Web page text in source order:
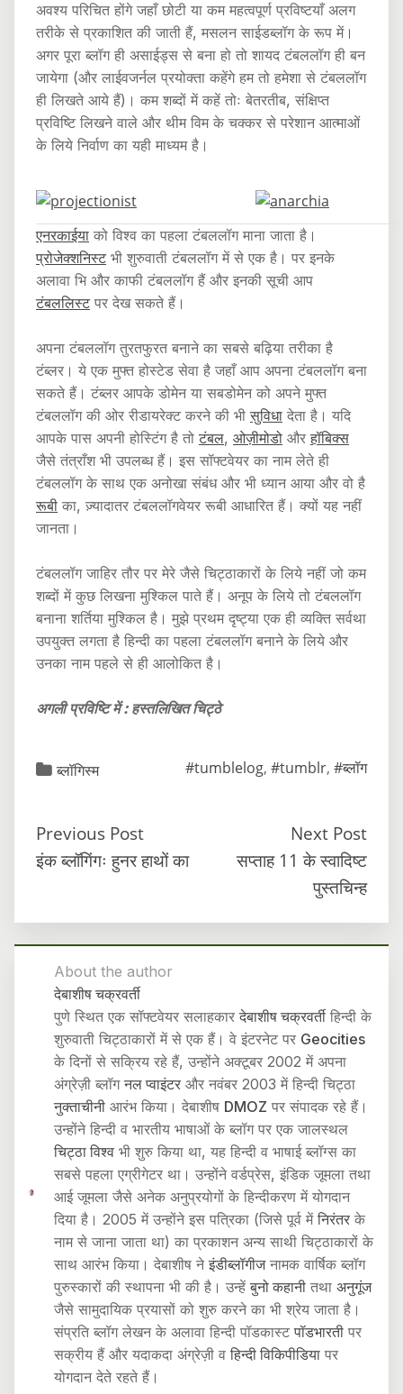
अवश्य परिचित होंगे जहाँ छोटी या कम महत्वपूर्ण प्रविष्टयाँ अलग
तरीके से प्रकाशित की जाती हैं, मसलन साईडब्लॉग के रूप में।
अगर पूरा ब्लॉग ही असाईड्स से बना हो तो शायद टंबललॉग ही बन
जायेगा (और लाईवजर्नल प्रयोक्ता कहेंगे हम तो हमेशा से टंबललॉग
ही लिखते आये हैं)। कम शब्दों में कहें तोः बेतरतीब, संक्षिप्त
प्रविष्टि लिखने वाले और थीम विम के चक्कर से परेशान आत्माओं
के लिये निर्वाण का यही माध्यम है।
एनरकाईया को विश्व का पहला टंबललॉग माना जाता है।
प्रोजेक्शनिस्टभी शुरुवाती टंबललॉग में से एक है। पर इनके
अलावा भि और काफी टंबललॉग हैं और इनकी सूची आप
टंबललिस्टपर देख सकते हैं।
अपना टंबललॉग तुरतफुरत बनाने का सबसे बढ़िया तरीका है
टंब्लर। ये एक मुफ्त होस्टेड सेवा है जहाँ आप अपना टंबललॉग बना
सकते हैं। टंब्लर आपके डोमेन या सबडोमेन को अपने मुफ्त
टंबललॉग की ओर रीडायरेक्ट करने की भीसुविधा देता है। यदि
आपके पास अपनी होस्टिंग है तोटंबल, ओज़ीमोडो औरहॉबिक्स
जैसे तंत्राँश भी उपलब्ध हैं। इस सॉफ्टवेयर का नाम लेते ही
टंबललॉग के साथ एक अनोखा संबंध और भी ध्यान आया और वो है
रूबी का, ज़्यादातर टंबललॉगवेयर रूबी आधारित हैं। क्यों यह नहीं
जानता।
टंबललॉग जाहिर तौर पर मेरे जैसे चिट्ठाकारों के लिये नहीं जो कम
शब्दों में कुछ लिखना मुश्किल पाते हैं। अनूप के लिये तो टंबललॉग
बनाना शर्तिया मुश्किल है। मुझे प्रथम दृष्ट्या एक ही व्यक्ति सर्वथा
उपयुक्त लगता है हिन्दी का पहला टंबललॉग बनाने के लिये और
उनका नाम पहले से ही आलोकित है।
अगली प्रविष्टि में : हस्तलिखित चिट्ठे
ब्लॉगिस्म #tumblelog, #tumblr, #ब्लॉग
Previous Post
इंक ब्लॉगिंगः हुनर हाथों का
Next Post
सप्ताह 11 के स्वादिष्ट
पुस्तचिन्ह
About the author
देबाशीष चक्रवर्ती
पुणे स्थित एक सॉफ्टवेयर सलाहकारदेबाशीष चक्रवर्ती हिन्दी के
शुरुवाती चिट्ठाकारों में से एक हैं। वे इंटरनेट पर Geocities
के दिनों से सक्रिय रहे हैं, उन्होंने अक्टूबर 2002 में अपना
अंग्रेज़ी ब्लॉगनल प्वाइंटर और नवंबर 2003 में हिन्दी चिट्ठा
नुक्ताचीनी आरंभ किया। देबाशीष DMOZ पर संपादक रहे हैं।
उन्होंने हिन्दी व भारतीय भाषाओं के ब्लॉग पर एक जालस्थल
चिट्ठा विश्व भी शुरु किया था, यह हिन्दी व भाषाई ब्लॉग्स का
सबसे पहला एग्रीगेटर था। उन्होंने वर्डप्रेस, इंडिक जूमला तथा
आई जूमला जैसे अनेक अनुप्रयोगों के हिन्दीकरण में योगदान
दिया है। 2005 में उन्होंने इस पत्रिका (जिसे पूर्व मेंनिरंतर के
नाम से जाना जाता था) का प्रकाशन अन्य साथी चिट्ठाकारों के
साथ आरंभ किया। देबाशीष नेइंडीब्लॉगीजनामक वार्षिक ब्लॉग
पुरुस्कारों की स्थापना भी की है। उन्हेंबुनो कहानी तथाअनुगूंज
जैसे सामुदायिक प्रयासों को शुरु करने का भी श्रेय जाता है।
संप्रति ब्लॉग लेखन के अलावा हिन्दी पॉडकास्टपॉडभारती पर
सक्रीय हैं और यदाकदा अंग्रेज़ी वहिन्दी विकिपीडिया पर
योगदान देते रहते हैं।